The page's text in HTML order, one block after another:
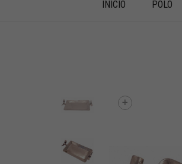
INICIO POLO
+